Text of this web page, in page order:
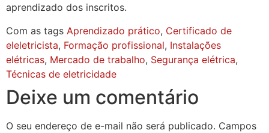
aprendizado dos inscritos.
Com as tags Aprendizado prático, Certificado de
eleletricista, Formação profissional, Instalações
elétricas, Mercado de trabalho, Segurança elétrica,
Técnicas de eletricidade
Deixe um comentário
O seu endereço de e-mail não será publicado. Campos